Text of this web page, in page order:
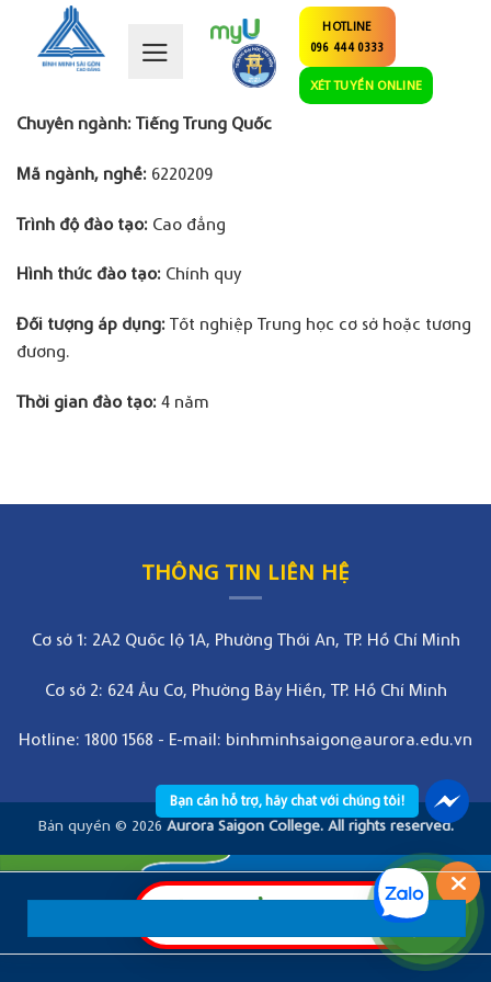
XÉT TUYỂN ONLINE
content
HOTLINE
096 444 0333
XÉT TUYỂN ONLINE
Chuyên ngành: Tiếng Trung Quốc
Mã ngành, nghề: 6220209
Trình độ đào tạo: Cao đẳng
Hình thức đào tạo: Chính quy
Đối tượng áp dụng: Tốt nghiệp Trung học cơ sở hoặc tương
đương.
Thời gian đào tạo: 4 năm
THÔNG TIN LIÊN HỆ
Cơ sở 1: 2A2 Quốc lộ 1A, Phường Thới An, TP. Hồ Chí Minh
Cơ sở 2: 624 Âu Cơ, Phường Bảy Hiền, TP. Hồ Chí Minh
Hotline: 1800 1568 - E-mail: binhminhsaigon@aurora.edu.vn
Bản quyền © 2026 Aurora Saigon College. All rights reserved.
Bạn cần hỗ trợ, hãy chat với chúng tôi!